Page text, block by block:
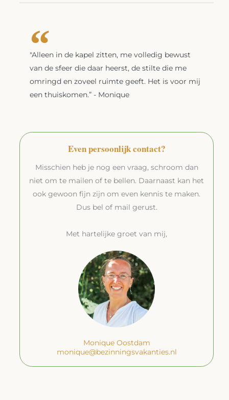
"Alleen in de kapel zitten, me volledig bewust
van de sfeer die daar heerst, de stilte die me
omringd en zoveel ruimte geeft. Het is voor mij
een thuiskomen.” - Monique
Even persoonlijk contact?
Misschien heb je nog een vraag, schroom dan
niet om te mailen of te bellen. Daarnaast kan het
ook gewoon fijn zijn om even kennis te maken.
Dus bel of mail gerust.
Met hartelijke groet van mij,
Monique Oostdam
monique@bezinningsvakanties.nl